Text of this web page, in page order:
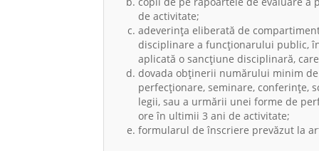
de activitate;
adeverința eliberată de
disciplinare a funcționarului public,
aplicată o sancțiune disciplinară,
dovada obținerii numărului minim
perfecționare, seminare, conferințe,
legii, sau a urmării unei forme de
ore în ultimii 3 ani de activitate;
formularul de înscriere prevăzut la